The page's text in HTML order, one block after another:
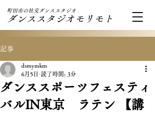
町田市の社交ダンススタジオ
ダンススタジオモリモト
記事
ダンススポーツフェスティ
バルIN東京 ラテン 【講
dsmymkm
6月5日 読了時間: 3分